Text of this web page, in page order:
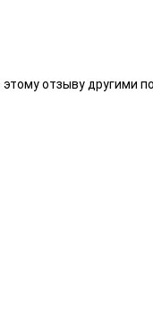
отзыву другими